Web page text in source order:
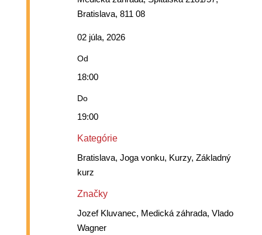
Bratislava, 811 08
02 júla, 2026
Od
18:00
Do
19:00
Kategórie
Bratislava, Joga vonku, Kurzy, Základný
kurz
Značky
Jozef Kluvanec, Medická záhrada, Vlado
Wagner